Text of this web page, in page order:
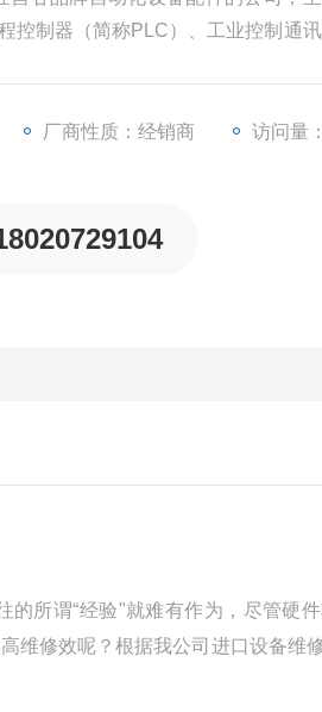
控制器（简称PLC）、工业控制通
厂商性质：经销商 访问量
所谓“经验"就难有作为，尽管硬
维修效呢？根据我公司进口设备维